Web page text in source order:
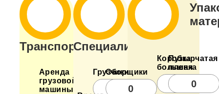
Транспорт
Аренда
грузовой
машины:
Специалисты
Грузчики
Сборщики
Коробка
большая
Пузырчатая
пленка